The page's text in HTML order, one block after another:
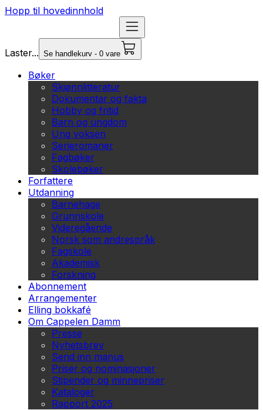
Hopp til hovedinnhold
Laster... Se handlekurv - 0 vare
Bøker
Skjønnlitteratur
Dokumentar og fakta
Hobby og fritid
Barn og ungdom
Ung voksen
Serieromaner
Fagbøker
Skolebøker
Forfattere
Utdanning
Barnehage
Grunnskole
Videregående
Norsk som andrespråk
Fagskole
Akademisk
Forskning
Abonnement
Arrangementer
Elling bokkafé
Om Cappelen Damm
Presse
Nyhetsbrev
Send inn manus
Priser og nominasjoner
Stipender og minnepriser
Kataloger
Rapport 2025